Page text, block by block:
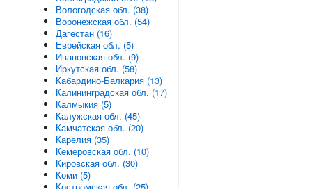
Вологодская обл. (38)
Воронежская обл. (54)
Дагестан (16)
Еврейская обл. (5)
Ивановская обл. (9)
Иркутская обл. (58)
Кабардино-Балкария (13)
Калининградская обл. (17)
Калмыкия (5)
Калужская обл. (45)
Камчатская обл. (20)
Карелия (35)
Кемеровская обл. (10)
Кировская обл. (30)
Коми (5)